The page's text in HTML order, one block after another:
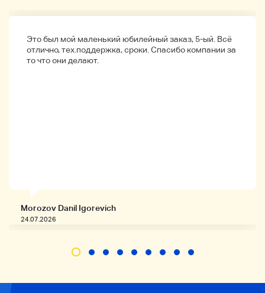
Платежные реквизиты
Yahoo Легкий платеж
Общая сумма денег будет ограничена суммой
визита)
Обратите внимание, что мы не можем
Это был мой маленький юбилейный заказ, 5-ый. Всё
отлично, тех.поддержка, сроки. Спасибо компании за
то что они делают.
Morozov Danil Igorevich
24.07.2026